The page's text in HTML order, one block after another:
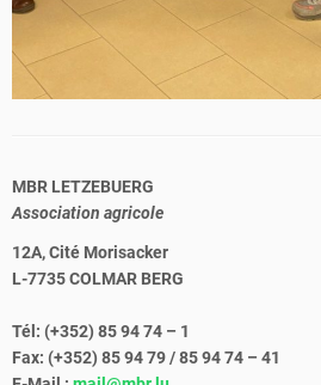
MBR LETZEBUERG
Association agricole
12A, Cité Morisacker
L-7735 COLMAR BERG
Tél: (+352) 85 94 74 – 1
Fax: (+352) 85 94 79 / 85 94 74 – 41